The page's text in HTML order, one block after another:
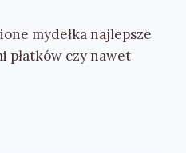
mydełka najlepsze
płatków czy nawet